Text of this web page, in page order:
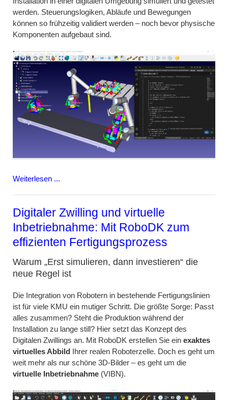
werden. Steuerungslogiken, Abläufe und Bewegungen
können so frühzeitig validiert werden – noch bevor physische
Komponenten aufgebaut sind.
Weiterlesen ...
Digitaler Zwilling und virtuelle
Inbetriebnahme: Mit RoboDK zum
effizienten Fertigungsprozess
Warum „Erst simulieren, dann investieren“ die
neue Regel ist
Die Integration von Robotern in bestehende Fertigungslinien
ist für viele KMU ein mutiger Schritt. Die größte Sorge: Passt
alles zusammen? Steht die Produktion während der
Installation zu lange still? Hier setzt das Konzept des
Digitalen Zwillings an. Mit RoboDK erstellen Sie ein exaktes
virtuelles Abbild Ihrer realen Roboterzelle. Doch es geht um
weit mehr als nur schöne 3D-Bilder – es geht um die
virtuelle Inbetriebnahme(VIBN).